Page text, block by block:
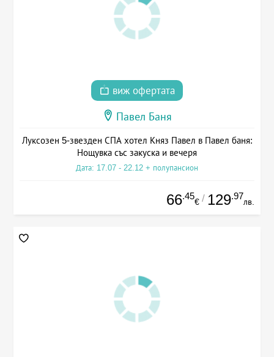
виж офертата
Павел Баня
Луксозен 5-звезден СПА хотел Княз Павел в Павел баня:
Нощувка със закуска и вечеря
Дата: 17.07 - 22.12 + полупансион
66.45
€ / 129.97
лв.